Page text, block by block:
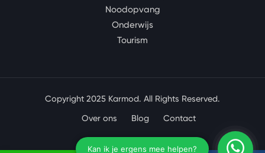
Noodopvang
Onderwijs
Tourism
Copyright 2025 Karmod. All Rights Reserved.
Over ons
Blog Contact